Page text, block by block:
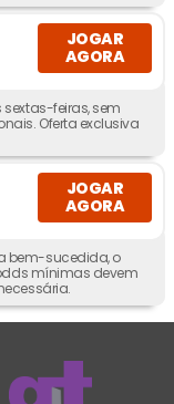
JOGAR
AGORA
sextas-feiras, sem
Oferta exclusiva
JOGAR
AGORA
bem-sucedida, o
mínimas devem